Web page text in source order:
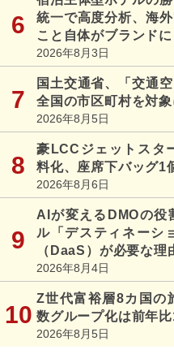
統一で高度分析、海
こと自体がブランドに
2026年8月3日
国土交通省、「交通
全国の市区町村を対
2026年8月5日
豪LCCジェットスタ
料化、座席下バッグ1
2026年8月6日
AIが変えるDMOの
ル「デスティネーシ
（DaaS）が必要な理
2026年8月4日
Z世代富裕層8カ国の
数グループ化は前年
2026年8月5日